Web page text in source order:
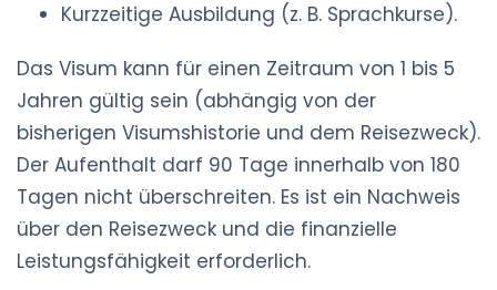
Kurzzeitige Ausbildung (z. B. Sprachkurse).
Das Visum kann für einen Zeitraum von 1 bis 5
Jahren gültig sein (abhängig von der
bisherigen Visumshistorie und dem Reisezweck).
Der Aufenthalt darf 90 Tage innerhalb von 180
Tagen nicht überschreiten. Es ist ein Nachweis
über den Reisezweck und die finanzielle
Leistungsfähigkeit erforderlich.